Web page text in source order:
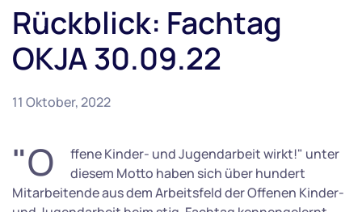
Rückblick: Fachtag
OKJA 30.09.22
11 Oktober, 2022
"O
ffene Kinder- und Jugendarbeit wirkt!" unter
diesem Motto haben sich über hundert
Mitarbeitende aus dem Arbeitsfeld der Offenen Kinder-